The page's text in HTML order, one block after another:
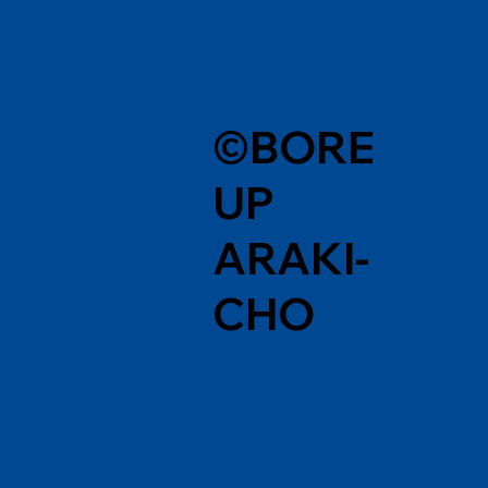
©BORE
UP
ARAKI-
CHO